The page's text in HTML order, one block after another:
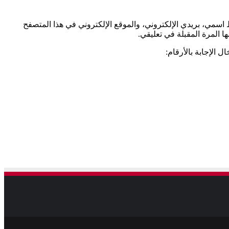
اسمي، بريدي الإلكتروني، والموقع الإلكتروني في هذا المتصفح
المرة المقبلة في تعليقي.
الإجابة بالأرقام: